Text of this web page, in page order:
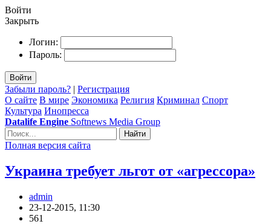
Войти
Закрыть
Логин:
Пароль:
Войти
Забыли пароль? | Регистрация
О сайте В мире Экономика Религия Криминал Спорт
Культура Инопресса
Datalife Engine Softnews Media Group
Найти
Полная версия сайта
Украина требует льгот от «агрессора»
admin
23-12-2015, 11:30
561